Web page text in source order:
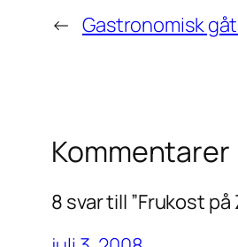
← Gastronomisk
Kommentarer
8 svar till ”Frukost på